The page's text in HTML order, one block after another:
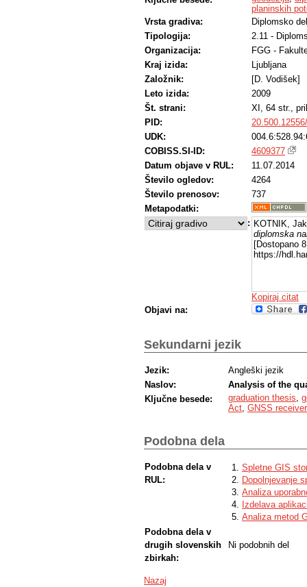
planinskih
Vrsta gradiva:
Diplomsko
Tipologija:
2.11 -
Organizacija:
FGG -
Kraj izida:
Ljubljana
Založnik:
[D. Vodišek]
Leto izida:
2009
Št. strani:
XI, 64 str.,
PID:
UDK:
COBISS.SI-ID:
4609377
Datum objave v RUL:
11.07.2014
Število ogledov:
4264
Število prenosov:
737
Metapodatki:
: KOTNIK,
diplomska
[Dostopano
https://
Kopiraj citat
Objavi na:
Sekundarni jezik
Jezik:
Angleški jezik
Naslov:
Analysis of the
Ključne besede:
graduation thesis
Act GNSS
Podobna dela
Podobna dela v
RUL:
Spletne GIS
Dopolnjevanje
Analiza
Izdelava
Analiza metod
Podobna dela v
drugih slovenskih
zbirkah:
Ni podobnih del
Nazaj